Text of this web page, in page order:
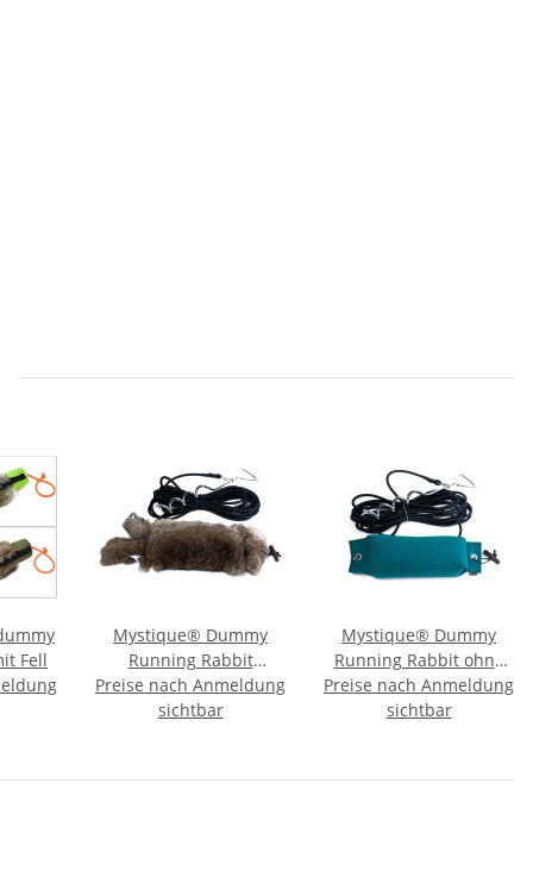
Fell
Mystique® Dummy
Running Rabbit
Kaninchendummy mit
Fell
Preise nach Anmeldung
sichtbar
Mystique® Dummy
Running Rabbit ohne
Fell 1000g
Preise nach Anmeldung
sichtbar